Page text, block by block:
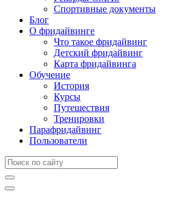
Спортивные документы
Блог
О фридайвинге
Что такое фридайвинг
Детский фридайвинг
Карта фридайвинга
Обучение
История
Курсы
Путешествия
Тренировки
Парафридайвинг
Пользователи